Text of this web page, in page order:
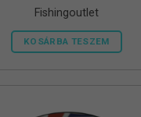
Fishingoutlet
KOSÁRBA TESZEM